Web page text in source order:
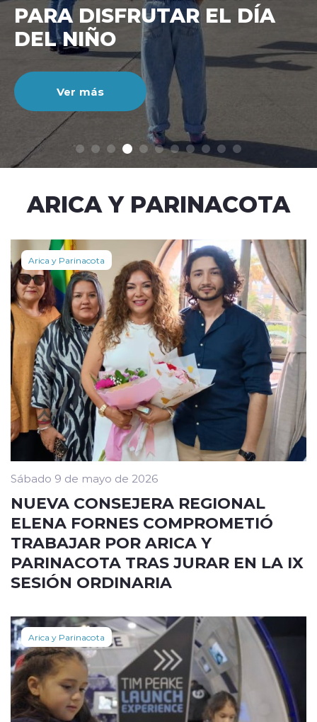
modo claro
CIENTO DURANTE EL MES
DE JULIO
Ver más
ARICA Y PARINACOTA
Arica y Parinacota
Sábado 9 de mayo de 2026
NUEVA CONSEJERA REGIONAL
ELENA FORNES COMPROMETIÓ
TRABAJAR POR ARICA Y
PARINACOTA TRAS JURAR EN LA IX
SESIÓN ORDINARIA
Arica y Parinacota